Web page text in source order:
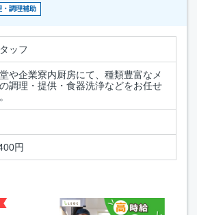
・調理補助
ッフ
や企業寮内厨房にて、種類豊富なメ
調理・提供・食器洗浄などをお任せ
円